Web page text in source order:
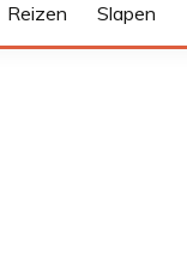
Reizen Slapen